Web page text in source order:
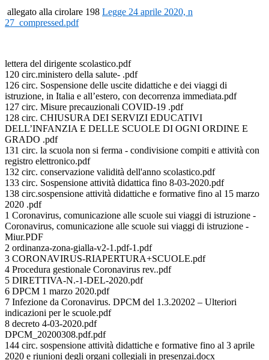
allegato alla cirolare 198 Legge 24 aprile 2020, n
27_compressed.pdf
lettera del dirigente scolastico.pdf
120 circ.ministero della salute- .pdf
126 circ. Sospensione delle uscite didattiche e dei viaggi di
istruzione, in Italia e all’estero, con decorrenza immediata.pdf
127 circ. Misure precauzionali COVID-19 .pdf
128 circ. CHIUSURA DEI SERVIZI EDUCATIVI
DELL’INFANZIA E DELLE SCUOLE DI OGNI ORDINE E
GRADO .pdf
131 circ. la scuola non si ferma - condivisione compiti e attività con
registro elettronico.pdf
132 circ. conservazione validità dell'anno scolastico.pdf
133 circ. Sospensione attività didattica fino 8-03-2020.pdf
138 circ.sospensione attività didattiche e formative fino al 15 marzo
2020 .pdf
1 Coronavirus, comunicazione alle scuole sui viaggi di istruzione -
Coronavirus, comunicazione alle scuole sui viaggi di istruzione -
Miur.PDF
2 ordinanza-zona-gialla-v2-1.pdf-1.pdf
3 CORONAVIRUS-RIAPERTURA+SCUOLE.pdf
4 Procedura gestionale Coronavirus rev..pdf
5 DIRETTIVA-N.-1-DEL-2020.pdf
6 DPCM 1 marzo 2020.pdf
7 Infezione da Coronavirus. DPCM del 1.3.20202 – Ulteriori
indicazioni per le scuole.pdf
8 decreto 4-03-2020.pdf
DPCM_20200308.pdf.pdf
144 circ. sospensione attività didattiche e formative fino al 3 aprile
2020 e riunioni degli organi collegiali in presenzai.docx